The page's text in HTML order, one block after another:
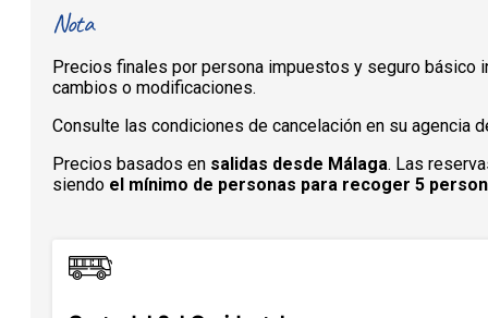
Nota
Precios finales por persona impuestos y seguro básico
cambios o modificaciones.
Consulte las condiciones de cancelación en su agencia
Precios basados en salidas desde Málaga. Las
siendo el mínimo de personas para recoger 5